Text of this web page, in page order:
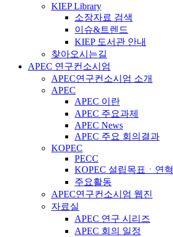
KIEP Library
소장자료 검색
이슈&트렌드
KIEP 도서관 안내
찾아오시는길
APEC 연구컨소시엄
APEC연구컨소시엄 소개
APEC
APEC 이란
APEC 주요과제
APEC News
APEC 주요 회의결과
KOPEC
PECC
KOPEC 설립목표ㆍ연혁
주요활동
APEC연구컨소시엄 웹진
자료실
APEC 연구 시리즈
APEC 회의 일정